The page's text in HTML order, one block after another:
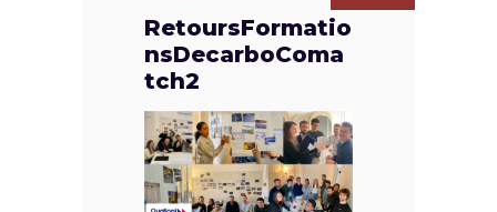
RetoursFormatio
nsDecarboComa
tch2